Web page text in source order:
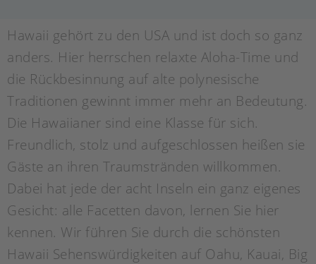
Hawaii gehört zu den USA und ist doch so ganz
anders. Hier herrschen relaxte Aloha-Time und
die Rückbesinnung auf alte polynesische
Traditionen gewinnt immer mehr an Bedeutung.
Die Hawaiianer sind eine Klasse für sich.
Freundlich, stolz und aufgeschlossen heißen sie
Gäste an ihren Traumstränden willkommen.
Dabei hat jede der acht Inseln ein ganz eigenes
Gesicht: alle Facetten davon, lernen Sie hier
kennen. Wir führen Sie durch die schönsten
Hawaii Sehenswürdigkeiten auf Oahu, Kauai, Big